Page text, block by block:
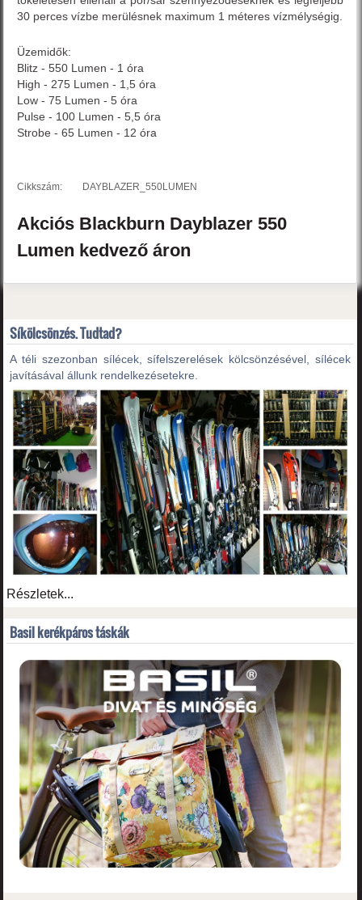
30 perces vízbe merülésnek maximum 1 méteres vízmélységig.
Üzemidők:
Blitz - 550 Lumen - 1 óra
High - 275 Lumen - 1,5 óra
Low - 75 Lumen - 5 óra
Pulse - 100 Lumen - 5,5 óra
Strobe - 65 Lumen - 12 óra
Cikkszám: DAYBLAZER_550LUMEN
Akciós Blackburn Dayblazer 550
Lumen kedvező áron
Síkölcsönzés. Tudtad?
A téli szezonban sílécek, sífelszerelések kölcsönzésével, sílécek
javításával állunk rendelkezésetekre.
Részletek...
Basil kerékpáros táskák